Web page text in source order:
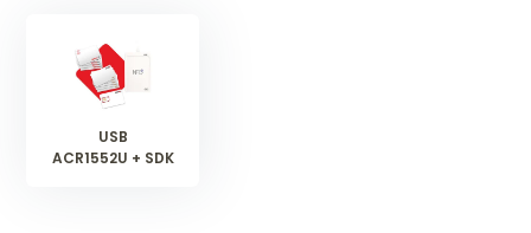
USB
ACR1552U + SDK